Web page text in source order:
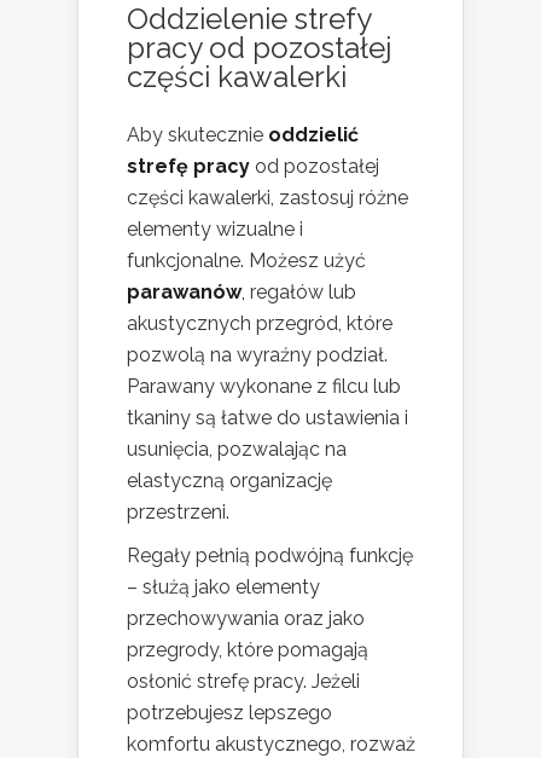
Oddzielenie strefy
pracy od pozostałej
części kawalerki
Aby skutecznie oddzielić
strefę pracy od pozostałej
części kawalerki, zastosuj różne
elementy wizualne i
funkcjonalne. Możesz użyć
parawanów, regałów lub
akustycznych przegród, które
pozwolą na wyraźny podział.
Parawany wykonane z filcu lub
tkaniny są łatwe do ustawienia i
usunięcia, pozwalając na
elastyczną organizację
przestrzeni.
Regały pełnią podwójną funkcję
– służą jako elementy
przechowywania oraz jako
przegrody, które pomagają
osłonić strefę pracy. Jeżeli
potrzebujesz lepszego
komfortu akustycznego, rozważ